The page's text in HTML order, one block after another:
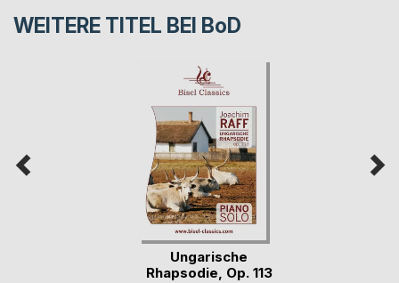
WEITERE TITEL BEI BoD
Ungarische
Rhapsodie, Op. 113